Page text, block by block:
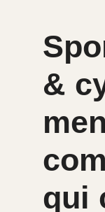
&
qui